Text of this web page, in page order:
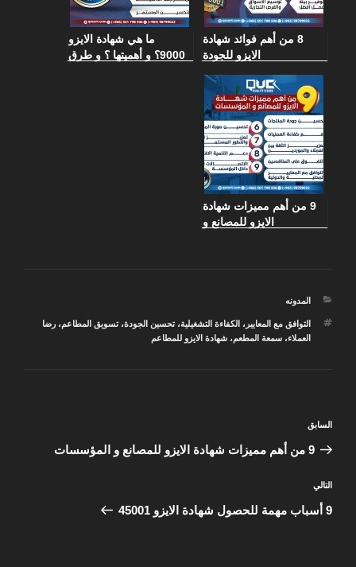
8 من أهم فوائد شهادة
الايزو للجودة
ما هي شهادة الايزو
9000؟ و أهميتها ؟ و طرق
9 من أهم مميزات شهادة
الايزو للمصانع و
التصنيفات
المدونه
الوسوم
التوافق مع المعايير ، الكفاءة التشغيلية،تحسين الجودة،تسويق المطاعم،رضا
العملاء،سمعة المطعم،شهادة الايزو للمطاعم
المقالات
المقالة
السابقة
السابق
9 من أهم مميزات شهادة الايزو للمصانع و المؤسسات
المقالة
التالية
التالي
9 أسباب مهمة للحصول شهادة الايزو 45001